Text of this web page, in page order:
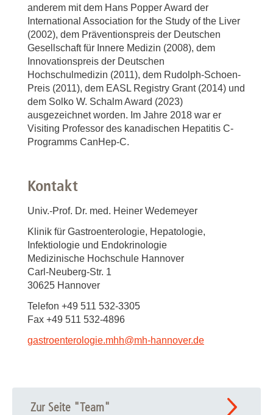
anderem mit dem Hans Popper Award der
International Association for the Study of the Liver
(2002), dem Präventionspreis der Deutschen
Gesellschaft für Innere Medizin (2008), dem
Innovationspreis der Deutschen
Hochschulmedizin (2011), dem Rudolph-Schoen-
Preis (2011), dem EASL Registry Grant (2014) und
dem Solko W. Schalm Award (2023)
ausgezeichnet worden. Im Jahre 2018 war er
Visiting Professor des kanadischen Hepatitis C-
Programms CanHep-C.
Kontakt
Univ.-Prof. Dr. med. Heiner Wedemeyer
Klinik für Gastroenterologie, Hepatologie,
Infektiologie und Endokrinologie
Medizinische Hochschule Hannover
Carl-Neuberg-Str. 1
30625 Hannover
Telefon +49 511 532-3305
Fax +49 511 532-4896
gastroenterologie.mhh@mh-hannover.de
Zur Seite "Team"